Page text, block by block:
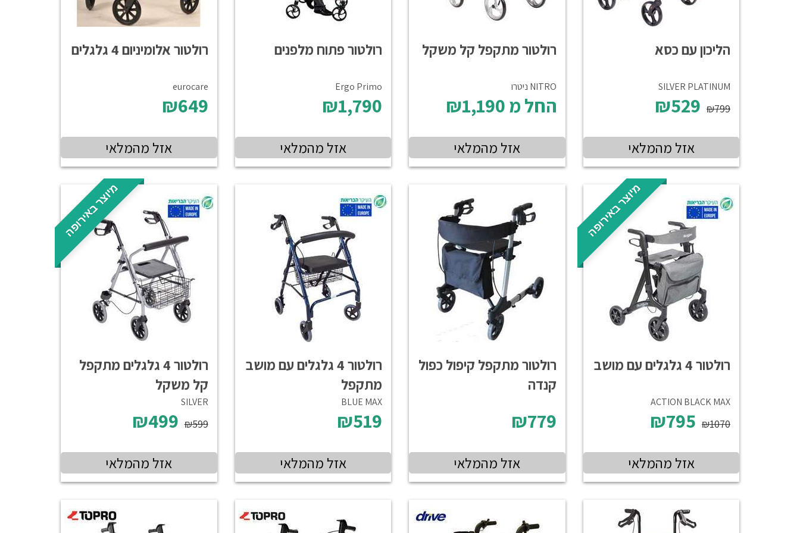
הליכון עם כסא
SILVER PLATINUM
₪529 ₪799
אזל מהמלאי
רולטור מתקפל קל משקל
NITRO ניטרו
החל מ
אזל מהמלאי
רולטור פתוח מלפנים
Ergo Primo
₪1,790
אזל מהמלאי
רולטור אלומיניום 4 גלגלים
eurocare
₪649
אזל מהמלאי
מיוצר באירופה
רולטור 4 גלגלים עם מושב
ACTION BLACK MAX
₪795 ₪1070
אזל מהמלאי
רולטור מתקפל קיפול כפול
קנדה
₪779
אזל מהמלאי
רולטור 4 גלגלים עם מושב
מתקפל
BLUE MAX
₪519
אזל מהמלאי
מיוצר באירופה
רולטור 4 גלגלים מתקפל
קל משקל
SILVER
₪499 ₪599
אזל מהמלאי